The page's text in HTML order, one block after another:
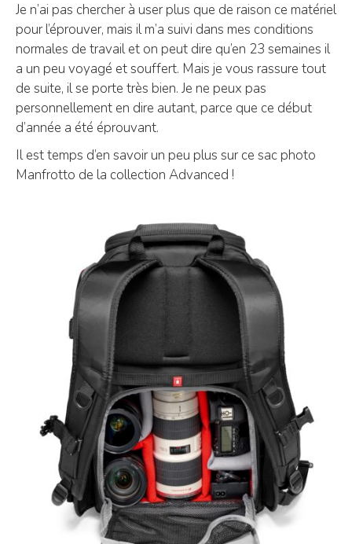
Je n’ai pas chercher à user plus que de raison ce matériel
pour l’éprouver, mais il m’a suivi dans mes conditions
normales de travail et on peut dire qu’en 23 semaines il
a un peu voyagé et souffert. Mais je vous rassure tout
de suite, il se porte très bien. Je ne peux pas
personnellement en dire autant, parce que ce début
d’année a été éprouvant.
Il est temps d’en savoir un peu plus sur ce sac photo
Manfrotto de la collection Advanced !